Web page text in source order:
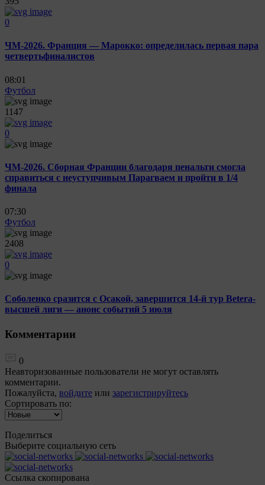
0
ЧМ-2026. Франция — Марокко: определилась первая пара
четвертьфиналистов
08:01
Футбол
1147
0
ЧМ-2026. Сборная Франции благодаря пенальти смогла
справиться с неуступчивым Парагваем и пройти в 1/4
финала
07:30
Футбол
2408
0
Соболенко сразится с Осакой, завершится 14-й тур Betera-
высшей лиги — анонс событий 5 июля
Комментарии
0
Неавторизованные пользователи не могут оставлять
комментарии.
Пожалуйста, войдите или зарегистрируйтесь
Сортировать по:
Поделиться
Выберите социальную сеть
Ccылка скопирована